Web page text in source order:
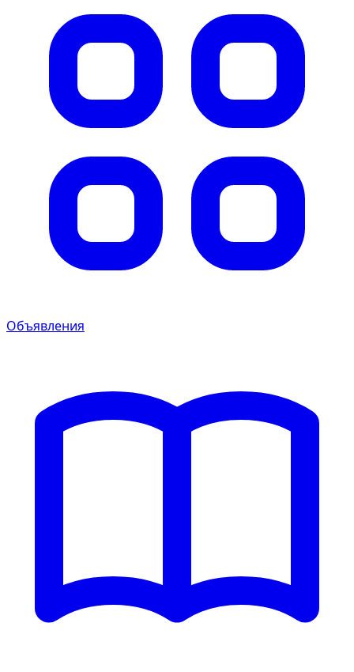
Объявления